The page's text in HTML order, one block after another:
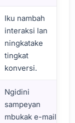
Iku nambah
interaksi lan
ningkatake
tingkat
konversi.
Ngidini
sampeyan
mbukak e-mail